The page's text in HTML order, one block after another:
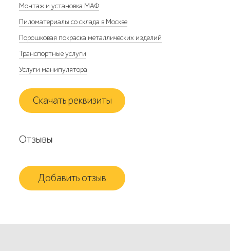
Монтаж и установка МАФ
Пиломатериалы со склада в Москве
Порошковая покраска металлических изделий
Транспортные услуги
Услуги манипулятора
Скачать реквизиты
Отзывы
Добавить отзыв